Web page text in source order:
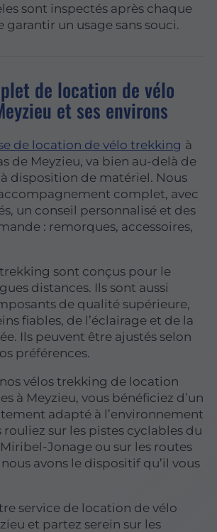
sont inspectés après chaque
garantir un usage sans souci.
de location de vélo
et ses environs
de location de vélo trekking à
de Meyzieu, va bien au-delà de
disposition de matériel. Nous
complet, avec
un conseil personnalisé et des
: remorques, accessoires,
trekking sont conçus pour le
distances. Ils sont aussi
de qualité supérieure,
fiables, de l’éclairage et de la
Ils peuvent être ajustés selon
préférences.
vélos trekking de location
à Meyzieu, vous bénéficiez d’un
adapté à l’environnement
rouliez sur les pistes cyclables du
Jonage ou sur les routes
avons le dispositif qu’il vous
service de location de vélo
et partez serein sur les